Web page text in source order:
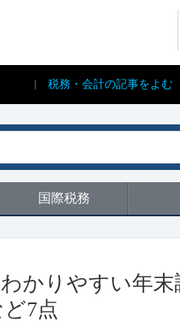
税務・会計の記事をよむ
国際税務
わかりやすい年
7点